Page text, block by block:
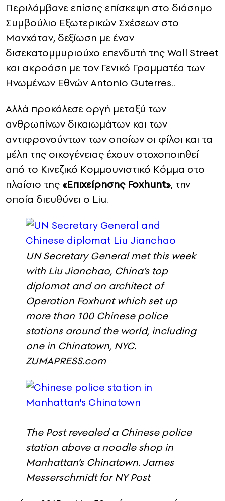
Περιλάμβανε επίσης επίσκεψη στο διάσημο
Συμβούλιο Εξωτερικών Σχέσεων στο
Μανχάταν, δεξίωση με έναν
δισεκατομμυριούχο επενδυτή της Wall Street
και ακροάση με τον Γενικό Γραμματέα των
Ηνωμένων Εθνών Antonio Guterres..
Αλλά προκάλεσε οργή μεταξύ των
ανθρωπίνων δικαιωμάτων και των
αντιφρονούντων των οποίων οι φίλοι και τα
μέλη της οικογένειας έχουν στοχοποιηθεί
από το Κινεζικό Κομμουνιστικό Κόμμα στο
πλαίσιο της «Επιχείρησης Foxhunt», την
οποία διευθύνει ο Liu.
UN Secretary General met this week
with Liu Jianchao, China’s top
diplomat and an architect of
Operation Foxhunt which set up
more than 100 Chinese police
stations around the world, including
one in Chinatown, NYC.
ZUMAPRESS.com
The Post revealed a Chinese police
station above a noodle shop in
Manhattan’s Chinatown. James
Messerschmidt for NY Post